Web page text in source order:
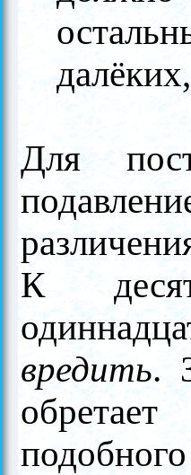
Для
К
вредить.